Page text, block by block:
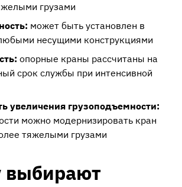
грузами
может быть установлен в
несущими конструкциями
опорные краны рассчитаны на
срок службы при интенсивной
увеличения грузоподъемности:
можно модернизировать кран
тяжелыми грузами
выбирают